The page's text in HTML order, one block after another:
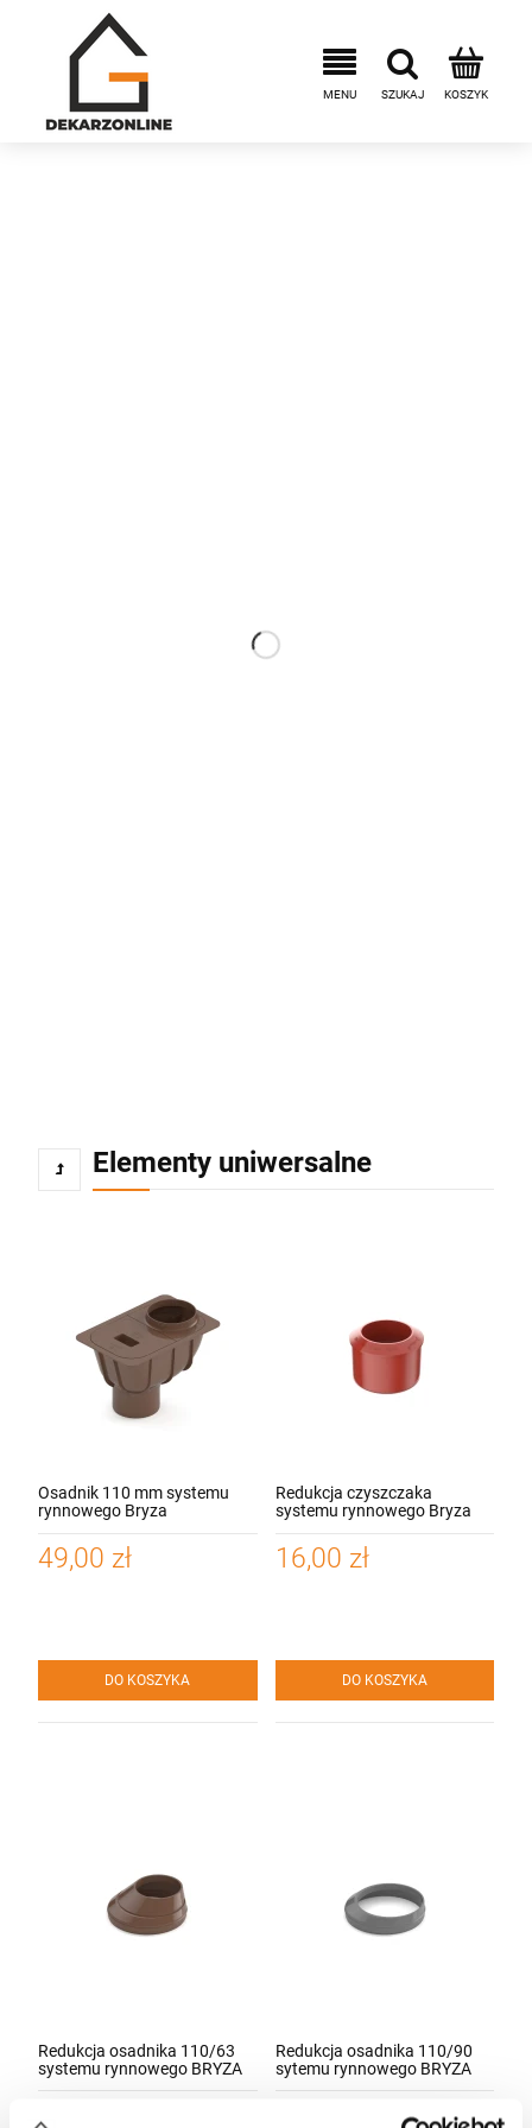
Elementy uniwersalne
Osadnik 110 mm systemu
rynnowego Bryza
49,00 zł
DO KOSZYKA
Redukcja czyszczaka
systemu rynnowego Bryza
PVC
16,00 zł
DO KOSZYKA
Redukcja osadnika 110/63
systemu rynnowego BRYZA
PVC
7,00 zł
Redukcja osadnika 110/90
sytemu rynnowego BRYZA